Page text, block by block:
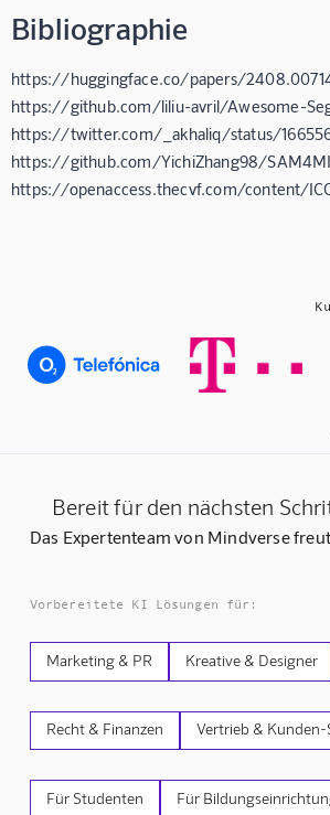
Bibliographie
https://huggingface.co/papers/
https://github.com/liliu-avril/Awesome-
https://twitter.com/_akhaliq/status/
https://github.com/YichiZhang98/
https://openaccess.thecvf.com/content/
Bereit für den nächsten
Das Expertenteam von Mindverse
Vorbereitete KI Lösungen für:
Marketing & PR Kreative & Designer
Recht & Finanzen Vertrieb & Kunden-
Für Studenten Für